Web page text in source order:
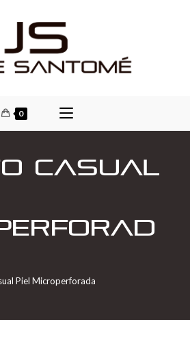
0
Casual
Piel Microperforada